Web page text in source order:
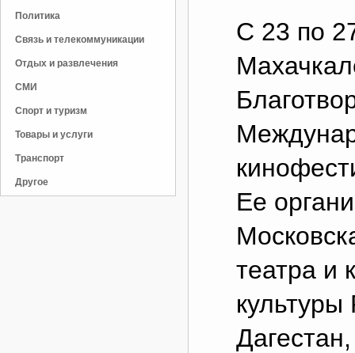
Политика
Связь и телекоммуникации
Отдых и развлечения
СМИ
Спорт и туризм
Товары и услуги
Транспорт
Другое
С 23 по
Ее
театра и
культуры